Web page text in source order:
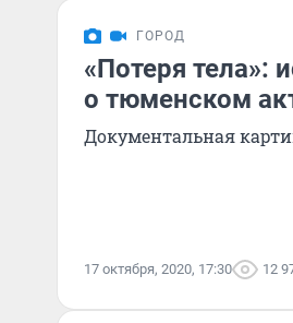
ГОРОД
«Потеря тела»:
о тюменском
Документальная
17 октября, 2020, 17:30 12